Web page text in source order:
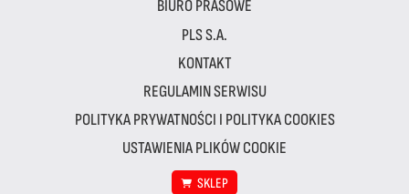
BIURO PRASOWE
PLS S.A.
KONTAKT
REGULAMIN SERWISU
POLITYKA PRYWATNOŚCI I POLITYKA COOKIES
USTAWIENIA PLIKÓW COOKIE
SKLEP